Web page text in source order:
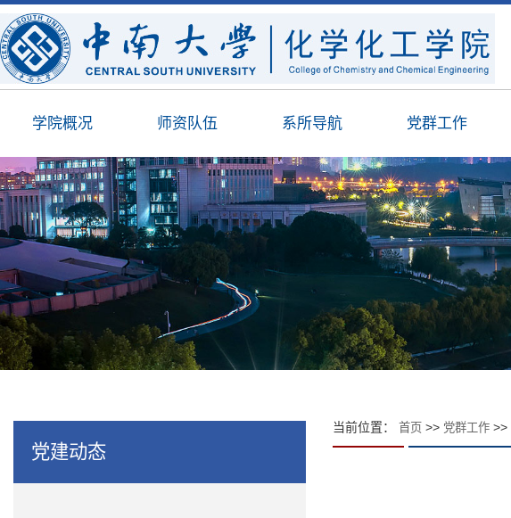
学院概况 师资队伍 系所导航 党群工作
党建动态
当前位置： 首页>> 党群工作>>